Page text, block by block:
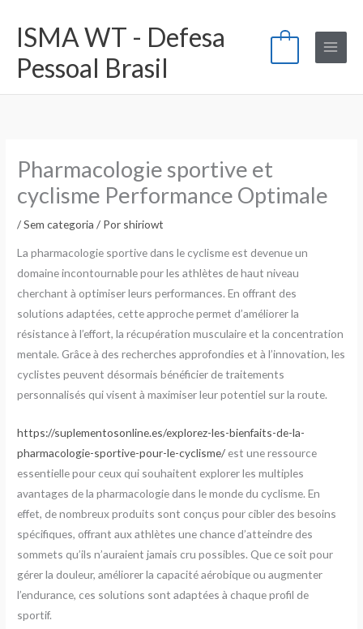
para
conteúdo
ISMA WT - Defesa
Pessoal Brasil
Pharmacologie sportive et
cyclisme Performance Optimale
/Sem categoria / Por shiriowt
La pharmacologie sportive dans le cyclisme est devenue un
domaine incontournable pour les athlètes de haut niveau
cherchant à optimiser leurs performances. En offrant des
solutions adaptées, cette approche permet d’améliorer la
résistance à l’effort, la récupération musculaire et la concentration
mentale. Grâce à des recherches approfondies et à l’innovation, les
cyclistes peuvent désormais bénéficier de traitements
personnalisés qui visent à maximiser leur potentiel sur la route.
https://suplementosonline.es/explorez-les-bienfaits-de-la-
pharmacologie-sportive-pour-le-cyclisme/ est une ressource
essentielle pour ceux qui souhaitent explorer les multiples
avantages de la pharmacologie dans le monde du cyclisme. En
effet, de nombreux produits sont conçus pour cibler des besoins
spécifiques, offrant aux athlètes une chance d’atteindre des
sommets qu’ils n’auraient jamais cru possibles. Que ce soit pour
gérer la douleur, améliorer la capacité aérobique ou augmenter
l’endurance, ces solutions sont adaptées à chaque profil de
sportif.